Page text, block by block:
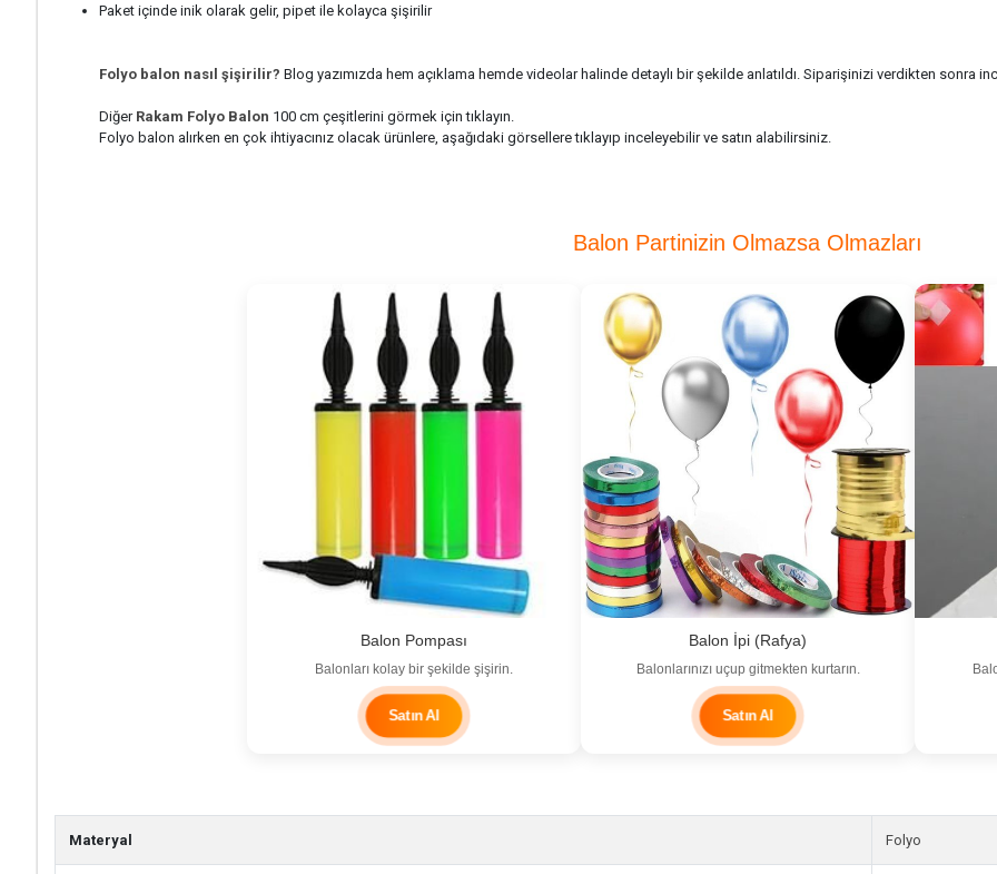
Paket içinde inik olarak gelir, pipet ile kolayca şişirilir
Folyo balon nasıl şişirilir? Blog yazımızda hem açıklama hemde videolar halinde detaylı bir şekilde anlatıldı. Siparişinizi verdikten sonra
Diğer Rakam Folyo Balon 100 cm çeşitlerini görmek için tıklayın.
Folyo balon alırken en çok ihtiyacınız olacak ürünlere, aşağıdaki görsellere tıklayıp inceleyebilir ve satın alabilirsiniz.
Balon Partinizin Olmazsa Olmazları
Balon Pompası
Balonları kolay bir şekilde şişirin.
Satın Al
Balon İpi (Rafya)
Balonlarınızı uçup gitmekten kurtarın.
Satın Al
Materyal Folyo